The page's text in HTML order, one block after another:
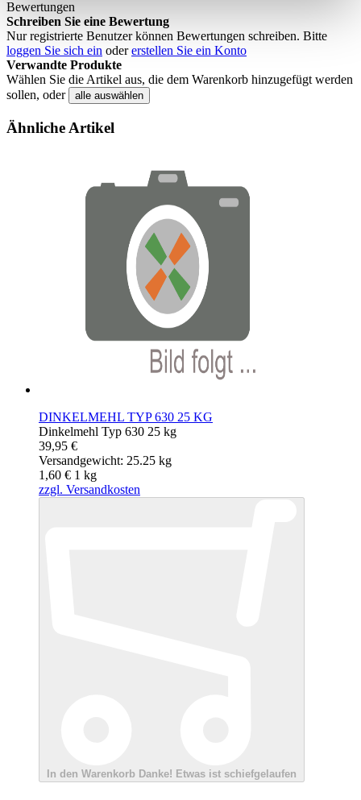
Bewertungen
Schreiben Sie eine Bewertung
Nur registrierte Benutzer können Bewertungen schreiben. Bitte
loggen Sie sich ein odererstellen Sie ein Konto
Verwandte Produkte
Wählen Sie die Artikel aus, die dem Warenkorb hinzugefügt werden
sollen, oder
alle auswählen
Ähnliche Artikel
DINKELMEHL TYP 630 25 KG
Dinkelmehl Typ 630 25 kg
39,95 €
Versandgewicht: 25.25 kg
1,60 € 1 kg
zzgl. Versandkosten
In den Warenkorb Danke! Etwas ist schiefgelaufen